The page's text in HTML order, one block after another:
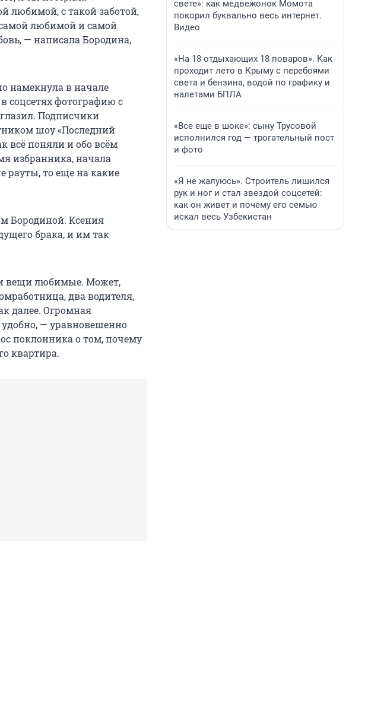
любимой, с такой заботой,
любимой и самой
— написала Бородина,
намекнула в начале
соцсетях фотографию с
Подписчики
шоу «Последний
всё поняли и обо всём
избранника, начала
рауты, то еще на какие
Бородиной. Ксения
брака, и им так
вещи любимые. Может,
два водителя,
далее. Огромная
— уравновешенно
поклонника о том, почему
квартира.
свете»: как медвежонок Момота
покорил буквально весь интернет.
Видео
«На 18 отдыхающих 18 поваров». Как
проходит лето в Крыму с перебоями
света и бензина, водой по графику и
налетами БПЛА
«Все еще в шоке»: сыну Трусовой
исполнился год — трогательный пост
и фото
«Я не жалуюсь». Строитель лишился
рук и ног и стал звездой соцсетей:
как он живет и почему его семью
искал весь Узбекистан